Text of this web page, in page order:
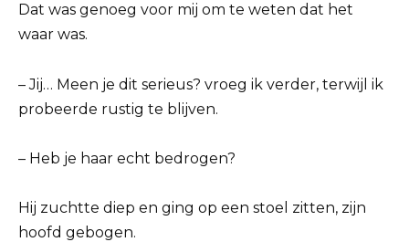
Dat was genoeg voor mij om te weten dat het
waar was.
– Jij… Meen je dit serieus? vroeg ik verder, terwijl ik
probeerde rustig te blijven.
– Heb je haar echt bedrogen?
Hij zuchtte diep en ging op een stoel zitten, zijn
hoofd gebogen.